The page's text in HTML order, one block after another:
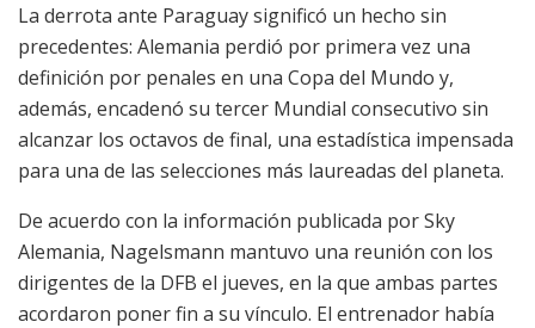
La derrota ante Paraguay significó un hecho sin
precedentes: Alemania perdió por primera vez una
definición por penales en una Copa del Mundo y,
además, encadenó su tercer Mundial consecutivo sin
alcanzar los octavos de final, una estadística impensada
para una de las selecciones más laureadas del planeta.
De acuerdo con la información publicada por Sky
Alemania, Nagelsmann mantuvo una reunión con los
dirigentes de la DFB el jueves, en la que ambas partes
acordaron poner fin a su vínculo. El entrenador había